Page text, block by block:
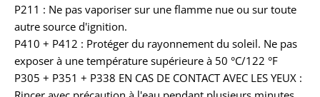
P211 : Ne pas vaporiser sur une flamme nue ou sur toute
autre source d'ignition.
P410 + P412 : Protéger du rayonnement du soleil. Ne pas
exposer à une température supérieure à 50 °C/122 °F
P305 + P351 + P338 EN CAS DE CONTACT AVEC LES YEUX :